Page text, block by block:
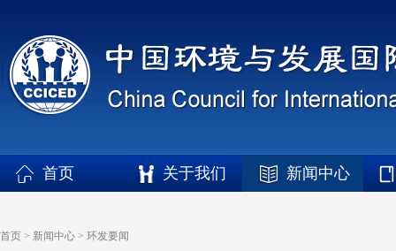
首页 关于我们 新闻中心
首页 > 新闻中心 > 环发要闻